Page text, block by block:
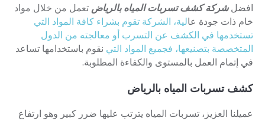
افضلشركة كشف تسربات المياه بالرياض تعمل من خلال مواد
خام ذات جودة عالية، الشركة تقوم بشراء كافة المواد التي
تستخدمها في الكشف عن التسرب أو معالجته من الدول
المتخصصة بتصنيعها، فجميع المواد التي نقوم باستخدامها تساعد
في إتمام العمل بالمستوى والكفاءة المطلوبة.
كشف تسربات المياه بالرياض
عميلنا العزيز، تسربات المياه يترتب عليها ضرر كبير وهو ارتفاع